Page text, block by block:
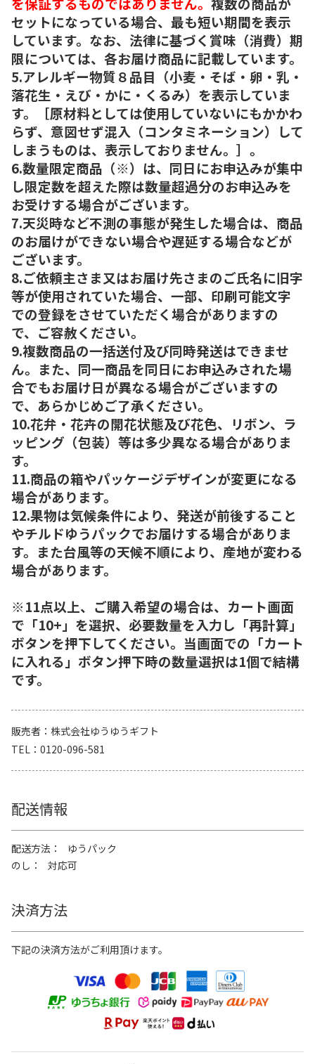
セットになっている場合、最も短い期間を表示
しています。なお、法律に基づく賞味（消費）期
限については、各お届け商品に記載しています。
5.アレルギー物質８品目（小麦・そば・卵・乳・
落花生・えび・かに・くるみ）を表示していま
す。［原材料としては使用していないにもかかわ
らず、意図せず混入（コンタミネーション）して
しまうものは、表示しておりません。］。
6.数量限定商品（※）は、同日にお申込みが集中
し限定数を超えた際は数量超過分のお申込みを
お受けする場合がございます。
7.天災時など不測の事態が発生した場合は、商品
のお届けができない場合や遅延する場合などが
ございます。
8.ご依頼主さま又はお届け先さまのご氏名に旧字
等が使用されていた場合、一部、印刷可能文字
での登録をさせていただく場合がありますの
で、ご容赦ください。
9.複数商品の一括送付及び同時発送はできませ
ん。また、同一商品を同日にお申込みされた場
合でもお届け日が異なる場合がございますの
で、あらかじめご了承ください。
10.花弁・花卉の開花状態及び花色、リボン、ラ
ッピング（包装）等は多少異なる場合がありま
す。
11.商品の箱やパッケージデザインが変更になる
場合があります。
12.果物は気候条件により、発送が前後すること
やチルドゆうパックでお届けする場合がありま
す。また台風等の天候不順により、産地が変わる
場合があります。
※11点以上、ご購入希望の場合は、カート画面
で「10+」を選択、必要数量を入力し「再計算」
ボタンを押下してください。当画面での「カート
に入れる」ボタン押下時の数量選択は1個で結構
です。
販売者
株式会社ゆうゆうギフト
TEL
0120-096-581
配送情報
配送方法
ゆうパック
のし
対応可
決済方法
下記の決済方法がご利用頂けます。